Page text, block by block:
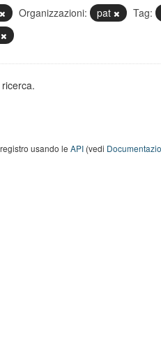
Organizzazioni: pat Tag:
usando le API(vedi